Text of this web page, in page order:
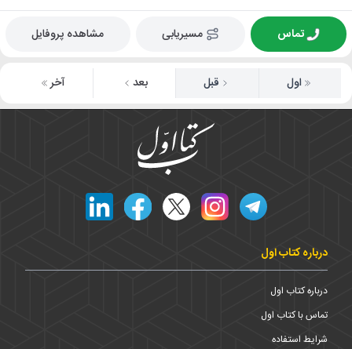
تماس مسیریابی مشاهده پروفایل
اول قبل بعد آخر
درباره کتاب اول
درباره کتاب اول
تماس با کتاب اول
شرایط استفاده